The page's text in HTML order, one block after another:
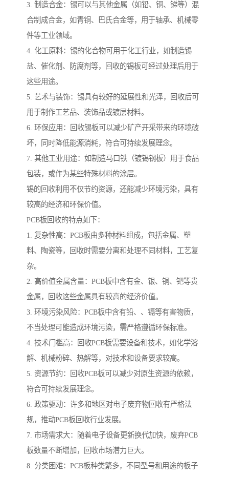
3. 制造合金：锡可以与其他金属（如铅、铜、锑等）混
合制成合金，如青铜、巴氏合金等，用于轴承、机械零
件等工业领域。
4. 化工原料：锡的化合物可用于化工行业，如制造锡
盐、催化剂、防腐剂等，回收的锡板可经过处理后用于
这些用途。
5. 艺术与装饰：锡具有较好的延展性和光泽，回收后可
用于制作工艺品、装饰品或镀层材料。
6. 环保应用：回收锡板可以减少矿产开采带来的环境破
坏，同时降低能源消耗，符合可持续发展理念。
7. 其他工业用途：如制造马口铁（镀锡钢板）用于食品
包装，或作为某些特殊材料的涂层。
锡的回收利用不仅节约资源，还能减少环境污染，具有
较高的经济和环保价值。
PCB板回收的特点如下：
1. 复杂性高：PCB板由多种材料组成，包括金属、塑
料、陶瓷等，回收时需要分离和处理不同材料，工艺复
杂。
2. 高价值金属含量：PCB板中含有金、银、铜、钯等贵
金属，回收这些金属具有较高的经济价值。
3. 环境污染风险：PCB板中含有铅、、镉等有害物质，
不当处理可能造成环境污染，需严格遵循环保标准。
4. 技术门槛高：回收PCB板需要设备和技术，如化学溶
解、机械粉碎、热解等，对技术和设备要求较高。
5. 资源节约：回收PCB板可以减少对原生资源的依赖，
符合可持续发展理念。
6. 政策驱动：许多和地区对电子废弃物回收有严格法
规，推动PCB板回收行业发展。
7. 市场需求大：随着电子设备更新换代加快，废弃PCB
板数量不断增加，回收市场潜力巨大。
8. 分类困难：PCB板种类繁多，不同型号和用途的板子